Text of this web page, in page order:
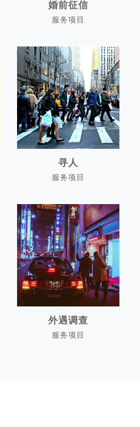
婚前征信
婚前征信
服务项目
寻人
寻人
服务项目
外遇调查
外遇调查
服务项目